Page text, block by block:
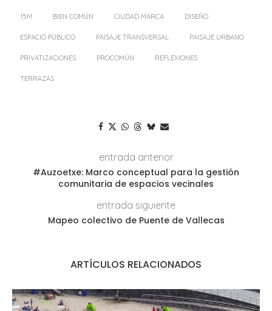
15M BIEN COMÚN CIUDAD MARCA DISEÑO
ESPACIO PÚBLICO PAISAJE TRANSVERSAL PAISAJE URBANO
PRIVATIZACIONES PROCOMÚN REFLEXIONES
TERRAZAS
entrada anterior
#Auzoetxe: Marco conceptual para la gestión
comunitaria de espacios vecinales
entrada siguiente
Mapeo colectivo de Puente de Vallecas
ARTÍCULOS RELACIONADOS